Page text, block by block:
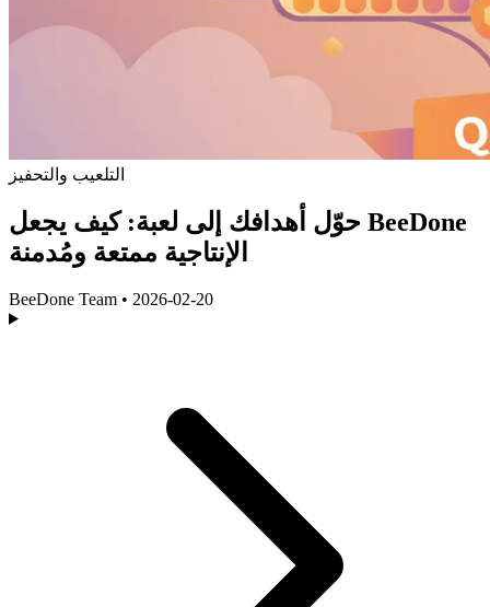
التلعيب والتحفيز
حوّل أهدافك إلى لعبة: كيف يجعل BeeDone
الإنتاجية ممتعة ومُدمنة
BeeDone Team • 2026-02-20